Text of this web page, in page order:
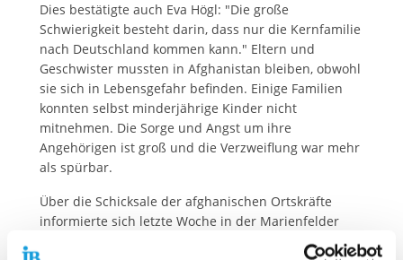
Dies bestätigte auch Eva Högl: "Die große
Schwierigkeit besteht darin, dass nur die Kernfamilie
nach Deutschland kommen kann." Eltern und
Geschwister mussten in Afghanistan bleiben, obwohl
sie sich in Lebensgefahr befinden. Einige Familien
konnten selbst minderjährige Kinder nicht
mitnehmen. Die Sorge und Angst um ihre
Angehörigen ist groß und die Verzweiflung war mehr
als spürbar.
Über die Schicksale der afghanischen Ortskräfte
informierte sich letzte Woche in der Marienfelder
Allee auch Berlins Sozialsenatorin Elke Breitenbach.